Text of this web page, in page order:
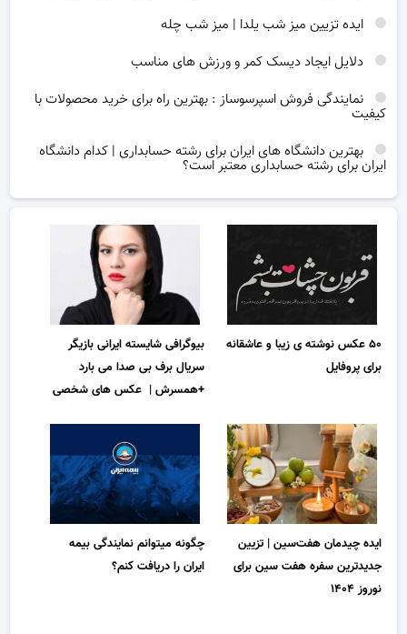
ایده تزیین میز شب یلدا | میز شب چله
دلایل ایجاد دیسک کمر و ورزش های مناسب
نمایندگی فروش اسپرسوساز : بهترین راه برای خرید محصولات با
کیفیت
بهترین دانشگاه های ایران برای رشته حسابداری | کدام دانشگاه
ایران برای رشته حسابداری معتبر است؟
۵۰ عکس نوشته ی زیبا و عاشقانه
برای پروفایل
بیوگرافی شایسته ایرانی بازیگر
سریال برف بی صدا می بارد
+همسرش | عکس های شخصی
ایده چیدمان هفت‌سین | تزیین
جدیدترین سفره هفت سین برای
نوروز ۱۴۰۴
چگونه میتوانم نمایندگی بیمه
ایران را دریافت کنم؟